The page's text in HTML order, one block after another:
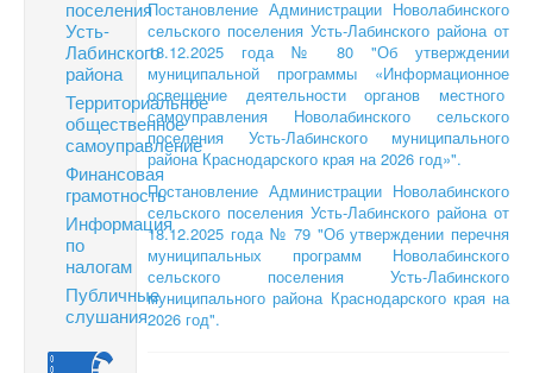
поселения
Усть-
Лабинского
района
Территориальное
общественное
самоуправление
Финансовая
грамотность
Информация
по
налогам
Публичные
слушания
Постановление Администрации Новолабинского
сельского поселения Усть-Лабинского района от
18.12.2025 года № 80 "Об утверждении
муниципальной программы «Информационное
освещение деятельности органов местного
самоуправления Новолабинского сельского
поселения Усть-Лабинского муниципального
района Краснодарского края на 2026 год»".
Постановление Администрации Новолабинского
сельского поселения Усть-Лабинского района от
18.12.2025 года № 79 "Об утверждении перечня
муниципальных программ Новолабинского
сельского поселения Усть-Лабинского
муниципального района Краснодарского края на
2026 год".